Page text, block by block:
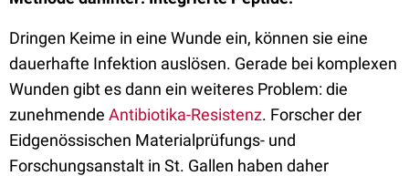
Dringen Keime in eine Wunde ein, können sie eine
dauerhafte Infektion auslösen. Gerade bei komplexen
Wunden gibt es dann ein weiteres Problem: die
zunehmende Antibiotika-Resistenz. Forscher der
Eidgenössischen Materialprüfungs- und
Forschungsanstalt in St. Gallen haben daher